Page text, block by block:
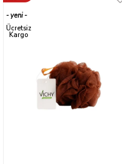
yeni
ürün
Ücretsiz
Kargo